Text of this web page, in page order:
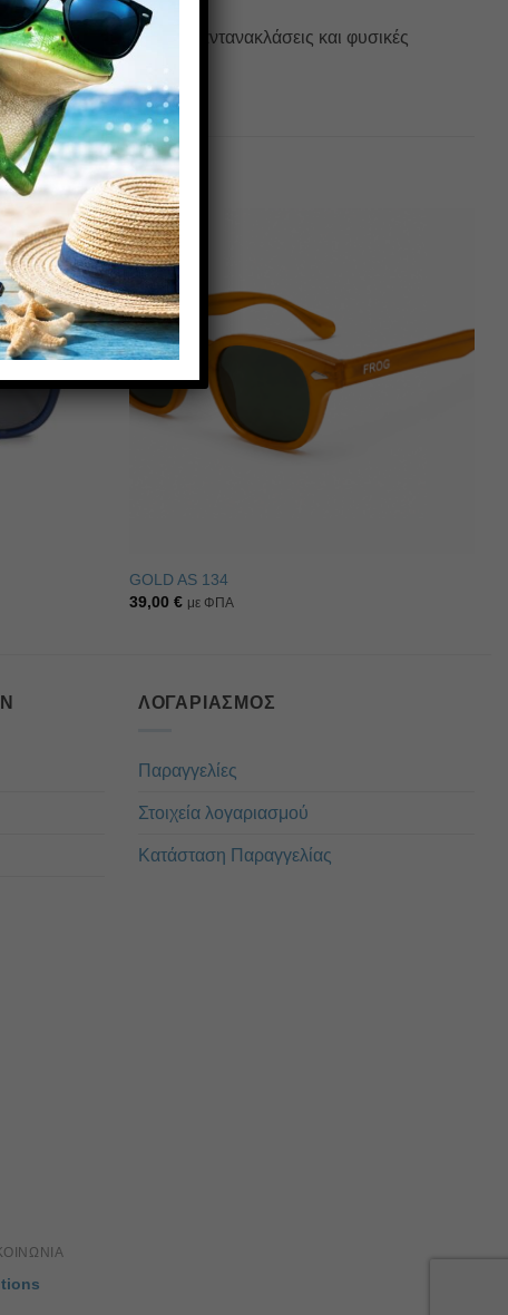
μια εικόνα χωρίς αντανακλάσεις και φυσικές
χαμηλό του βάρος.
Πρόσθήκη
στην λίστα
επιθυμιών
GOLD AS 134
39,00€ με ΦΠΑ
ΛΟΓΑΡΙΑΣΜΌΣ
Παραγγελίες
Στοιχεία λογαριασμού
Κατάσταση Παραγγελίας